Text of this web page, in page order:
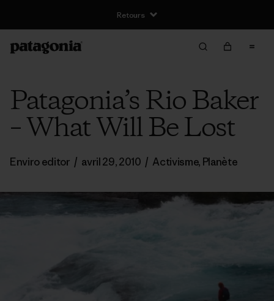
Retours
Patagonia’s Rio Baker
– What Will Be Lost
Enviro editor / avril 29, 2010 / Activisme, Planète